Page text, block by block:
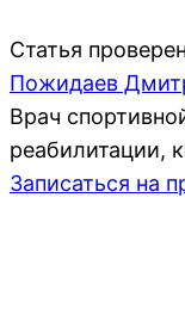
Статья
Пожидаев
Врач
реабилитации,
Записаться на